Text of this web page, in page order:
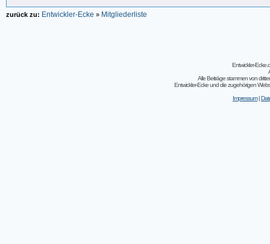
zurück zu: Entwickler-Ecke » Mitgliederliste
Entwickler-
Alle Beiträge stammen von
Entwickler-Ecke und die zugehörigen
Impressum|